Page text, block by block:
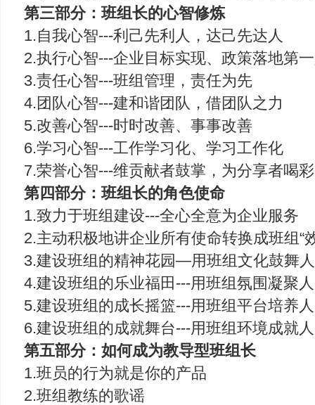
第三部分：班组长的心智修炼
1.自我心智---利己先利人，达己先达人
2.执行心智---企业目标实现、政策落地第
3.责任心智---班组管理，责任为先
4.团队心智---建和谐团队，借团队之力
5.改善心智---时时改善、事事改善
6.学习心智---工作学习化、学习工作化
7.荣誉心智---维贡献者鼓掌，为分享者喝彩
第四部分：班组长的角色使命
1.致力于班组建设---全心全意为企业服务
2.主动积极地讲企业所有使命转换成班组“
3.建设班组的精神花园—用班组文化鼓舞人
4.建设班组的乐业福田---用班组氛围凝聚人
5.建设班组的成长摇篮---用班组平台培养人
6.建设班组的成就舞台---用班组环境成就人
第五部分：如何成为教导型班组长
1.班员的行为就是你的产品
2.班组教练的歌谣